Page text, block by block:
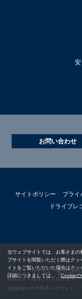
お問い合わせ
サイトポリシー プライ
ドライブレ
このウェブサイトは、NEXCO中
会社により運営されております。
Copyright © 中日本ハイウェイ・
当ウェブサイトでは、お客さま
ブサイトを閲覧いただく際はク
イトをご覧いただいた場合はクッ
詳細につきましては、「Cookieの